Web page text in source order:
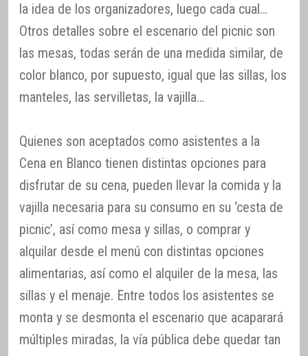
la idea de los organizadores, luego cada cual…
Otros detalles sobre el escenario del picnic son
las mesas, todas serán de una medida similar, de
color blanco, por supuesto, igual que las sillas, los
manteles, las servilletas, la vajilla…
Quienes son aceptados como asistentes a la
Cena en Blanco tienen distintas opciones para
disfrutar de su cena, pueden llevar la comida y la
vajilla necesaria para su consumo en su ‘cesta de
picnic’, así como mesa y sillas, o comprar y
alquilar desde el menú con distintas opciones
alimentarias, así como el alquiler de la mesa, las
sillas y el menaje. Entre todos los asistentes se
monta y se desmonta el escenario que acaparará
múltiples miradas, la vía pública debe quedar tan